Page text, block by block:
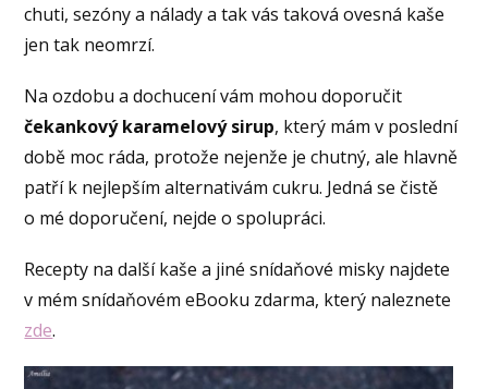
chuti, sezóny a nálady a tak vás taková ovesná kaše
jen tak neomrzí.
Na ozdobu a dochucení vám mohou doporučit
čekankový karamelový sirup, který mám v poslední
době moc ráda, protože nejenže je chutný, ale hlavně
patří k nejlepším alternativám cukru. Jedná se čistě
o mé doporučení, nejde o spolupráci.
Recepty na další kaše a jiné snídaňové misky najdete
v mém snídaňovém eBooku zdarma, který naleznete
zde.